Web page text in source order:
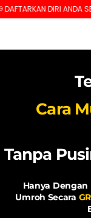
DIRI ANDA
Cara
Tanpa
Hanya Dengan
Umroh Secara